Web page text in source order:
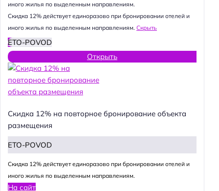
иного жилья по выделенным направлениям.
Cкидка 12% действует единоразово при бронировании отелей и
иного жилья по выделенным направлениям. Скрыть
ETO-POVOD
Открыть
Скидка 12% на повторное бронирование объекта
размещения
ETO-POVOD
Cкидка 12% действует единоразово при бронировании отелей и
иного жилья по выделенным направлениям.
На сайт